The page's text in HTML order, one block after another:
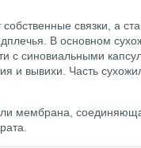
связки, а
В основном
с синовиальными
и вывихи. Часть
мембрана,